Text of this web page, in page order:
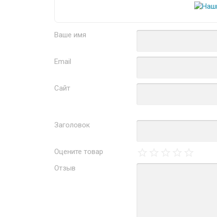
Ваше имя
Email
Сайт
Заголовок
Оцените товар
Отзыв